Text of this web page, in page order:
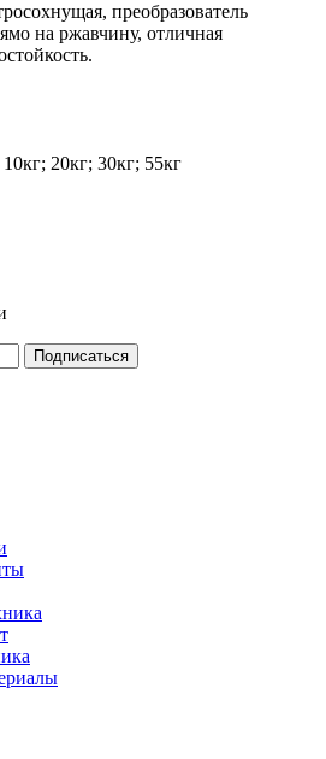
преобразователь
на ржавчину, отличная
20кг; 30кг; 55кг
Подписаться